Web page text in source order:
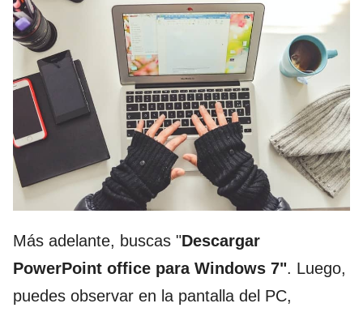
Más adelante, buscas "Descargar
PowerPoint office para Windows 7". Luego,
puedes observar en la pantalla del PC,